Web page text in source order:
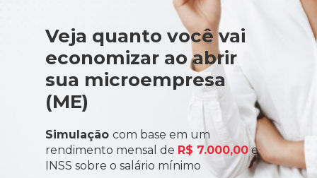
Veja quanto você vai
economizar ao abrir
sua microempresa
(ME)
Simulação com base em um
rendimento mensal de R$ 7.000,00 e
INSS sobre o salário mínimo